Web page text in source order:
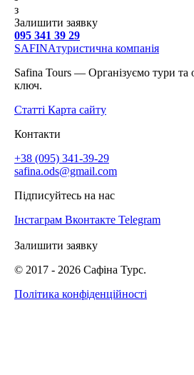
з
Залишити заявку
095 341 39 29
SAFINAтуристична компанія
Safina Tours — Організуємо тури та
ключ.
Статті Карта сайту
Контакти
+38 (095) 341-39-29
safina.ods@gmail.com
Підписуйтесь на нас
Інстаграм Вконтакте Telegram
Залишити заявку
© 2017 - 2026 Сафіна Турс.
Політика конфіденційності